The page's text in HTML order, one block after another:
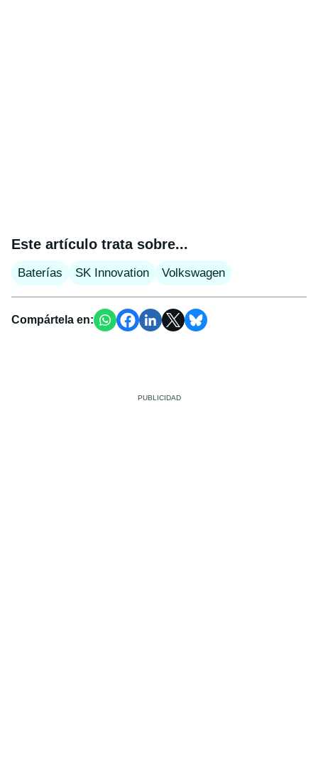
Este artículo trata sobre...
Baterías SK Innovation Volkswagen
Compártela en: